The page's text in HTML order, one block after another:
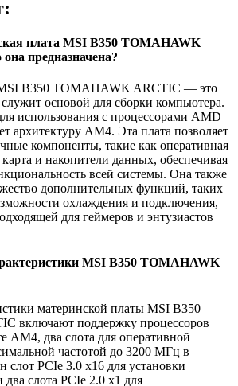
плата MSI B350 TOMAHAWK
предназначена?
B350 TOMAHAWK ARCTIC — это
основой для сборки компьютера.
использования с процессорами AMD
архитектуру AM4. Эта плата позволяет
компоненты, такие как оперативная
и накопители данных, обеспечивая
всей системы. Она также
дополнительных функций, таких
охлаждения и подключения,
для геймеров и энтузиастов
MSI B350 TOMAHAWK
материнской платы MSI B350
включают поддержку процессоров
AM4, два слота для оперативной
частотой до 3200 МГц в
слот PCIe 3.0 x16 для установки
слота PCIe 2.0 x1 для